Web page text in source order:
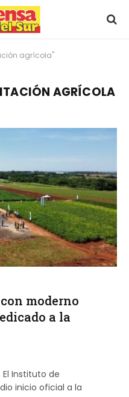
agrícola"
AGRÍCOLA
moderno
a la
El Instituto de
inicio oficial a la